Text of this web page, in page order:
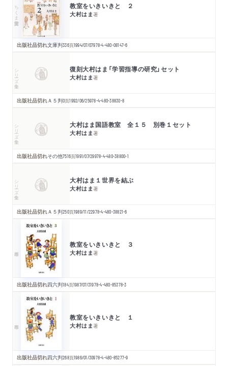
ちくま学芸文庫 教室をいきいきと ２
大村はま著
出版社品切れ文庫判336頁1994/07/07978-4-480-08147-6
シリーズ・全集 復刻大村はま「学習指導の研究」セット
大村はま著
出版社品切れＡ５判0頁1992/06/25978-4-480-38830-8
シリーズ・全集 大村はま国語教室 全１５ 別巻１セット
大村はま著
出版社品切れその他7516頁1991/07/29978-4-480-38800-1
シリーズ・全集 大村はま１世界を結ぶ
大村はま著
出版社品切れＡ５判250頁1989/11/22978-4-480-38821-6
教室をいきいきと ３
大村はま著
出版社品切れ四六判184頁1987/07/31978-4-480-85378-3
教室をいきいきと １
大村はま著
出版社品切れ四六判268頁1986/01/30978-4-480-85277-9